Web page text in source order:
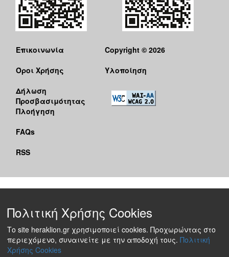
Επικοινωνία
Όροι Χρήσης
Δήλωση
Προσβασιμότητας
Πλοήγηση
FAQs
RSS
Copyright © 2026
Υλοποίηση
Πολιτική Χρήσης Cookies
Το site heraklion.gr χρησιμοποιεί cookies. Προχωρώντας στο
περιεχόμενο, συναινείτε με την αποδοχή τους. Πολιτική
Χρήσης Cookies